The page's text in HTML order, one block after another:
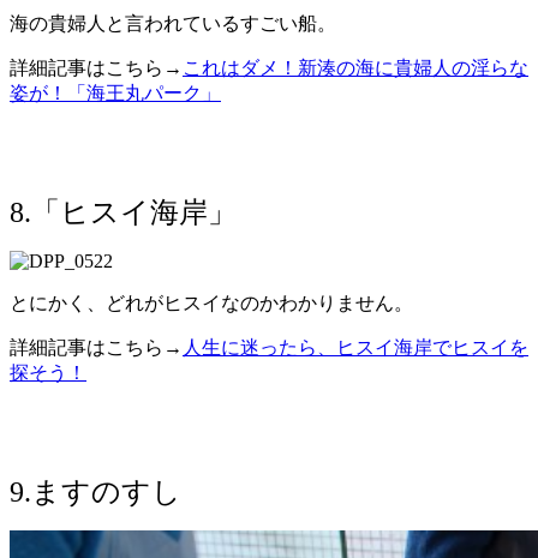
海の貴婦人と言われているすごい船。
詳細記事はこちら→ これはダメ！新湊の海に貴婦人の淫らな
姿が！「海王丸パーク」
8.「ヒスイ海岸」
とにかく、どれがヒスイなのかわかりません。
詳細記事はこちら→ 人生に迷ったら、ヒスイ海岸でヒスイを
探そう！
9.ますのすし